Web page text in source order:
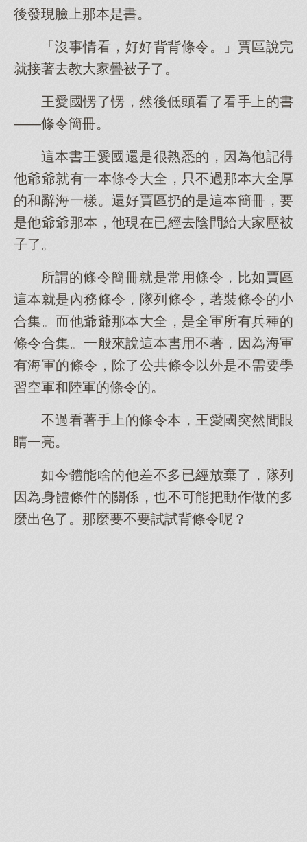
後發現臉上那本是書。
「沒事情看，好好背背條令。」賈區說完
就接著去教大家疊被子了。
王愛國愣了愣，然後低頭看了看手上的書
——條令簡冊。
這本書王愛國還是很熟悉的，因為他記得
他爺爺就有一本條令大全，只不過那本大全厚
的和辭海一樣。還好賈區扔的是這本簡冊，要
是他爺爺那本，他現在已經去陰間給大家壓被
子了。
所謂的條令簡冊就是常用條令，比如賈區
這本就是內務條令，隊列條令，著裝條令的小
合集。而他爺爺那本大全，是全軍所有兵種的
條令合集。一般來說這本書用不著，因為海軍
有海軍的條令，除了公共條令以外是不需要學
習空軍和陸軍的條令的。
不過看著手上的條令本，王愛國突然間眼
睛一亮。
如今體能啥的他差不多已經放棄了，隊列
因為身體條件的關係，也不可能把動作做的多
麼出色了。那麼要不要試試背條令呢？